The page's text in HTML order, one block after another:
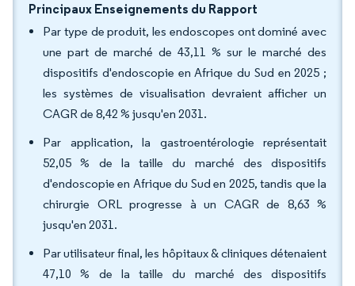
Principaux Enseignements du Rapport
Par type de produit, les endoscopes ont dominé avec
une part de marché de 43,11 % sur le marché des
dispositifs d'endoscopie en Afrique du Sud en 2025 ;
les systèmes de visualisation devraient afficher un
CAGR de 8,42 % jusqu'en 2031.
Par application, la gastroentérologie représentait
52,05 % de la taille du marché des dispositifs
d'endoscopie en Afrique du Sud en 2025, tandis que la
chirurgie ORL progresse à un CAGR de 8,63 %
jusqu'en 2031.
Par utilisateur final, les hôpitaux & cliniques détenaient
47,10 % de la taille du marché des dispositifs